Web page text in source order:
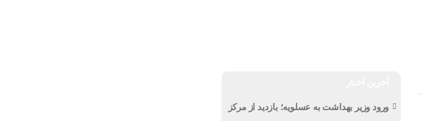
ورود وزیر بهداشت به عسلویه؛ بازدید از مرکز